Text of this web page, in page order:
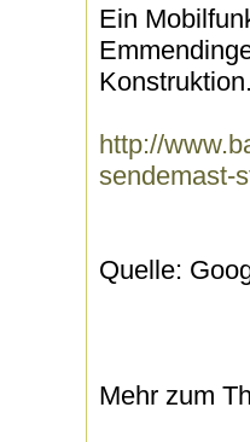
Ein
http://
sendemast-
Quelle:
Mehr zum